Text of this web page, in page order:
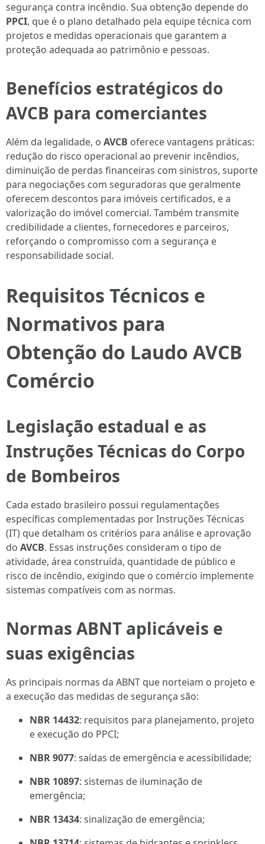
segurança contra incêndio. Sua obtenção depende do
PPCI, que é o plano detalhado pela equipe técnica com
projetos e medidas operacionais que garantem a
proteção adequada ao patrimônio e pessoas.
Benefícios estratégicos do
AVCB para comerciantes
Além da legalidade, o AVCB oferece vantagens práticas:
redução do risco operacional ao prevenir incêndios,
diminuição de perdas financeiras com sinistros, suporte
para negociações com seguradoras que geralmente
oferecem descontos para imóveis certificados, e a
valorização do imóvel comercial. Também transmite
credibilidade a clientes, fornecedores e parceiros,
reforçando o compromisso com a segurança e
responsabilidade social.
Requisitos Técnicos e
Normativos para
Obtenção do Laudo AVCB
Comércio
Legislação estadual e as
Instruções Técnicas do Corpo
de Bombeiros
Cada estado brasileiro possui regulamentações
específicas complementadas por Instruções Técnicas
(IT) que detalham os critérios para análise e aprovação
do AVCB. Essas instruções consideram o tipo de
atividade, área construída, quantidade de público e
risco de incêndio, exigindo que o comércio implemente
sistemas compatíveis com as normas.
Normas ABNT aplicáveis e
suas exigências
As principais normas da ABNT que norteiam o projeto e
a execução das medidas de segurança são:
NBR 14432: requisitos para planejamento, projeto
e execução do PPCI;
NBR 9077: saídas de emergência e acessibilidade;
NBR 10897: sistemas de iluminação de
emergência;
NBR 13434: sinalização de emergência;